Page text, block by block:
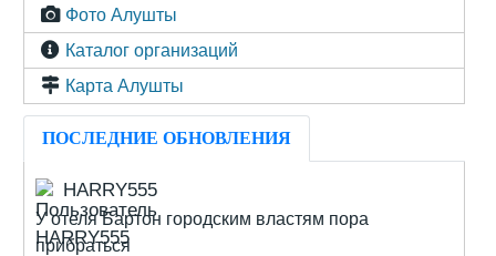
Фото Алушты
Каталог организаций
Карта Алушты
ПОСЛЕДНИЕ ОБНОВЛЕНИЯ
HARRY555
У отеля Бартон городским властям пора
прибраться